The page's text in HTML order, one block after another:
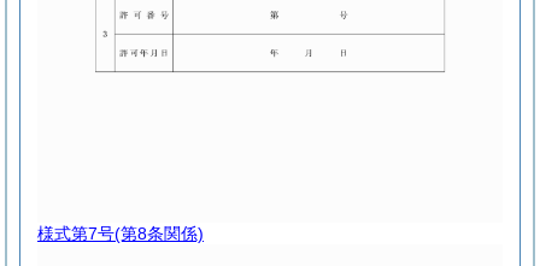
様式第7号(第8条関係)